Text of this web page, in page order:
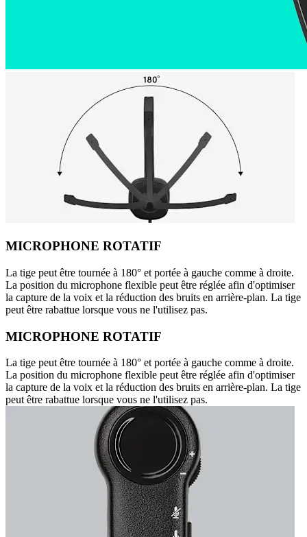
MICROPHONE ROTATIF
La tige peut être tournée à 180° et portée à gauche comme à droite.
La position du microphone flexible peut être réglée afin d'optimiser
la capture de la voix et la réduction des bruits en arrière-plan. La tige
peut être rabattue lorsque vous ne l'utilisez pas.
MICROPHONE ROTATIF
La tige peut être tournée à 180° et portée à gauche comme à droite.
La position du microphone flexible peut être réglée afin d'optimiser
la capture de la voix et la réduction des bruits en arrière-plan. La tige
peut être rabattue lorsque vous ne l'utilisez pas.